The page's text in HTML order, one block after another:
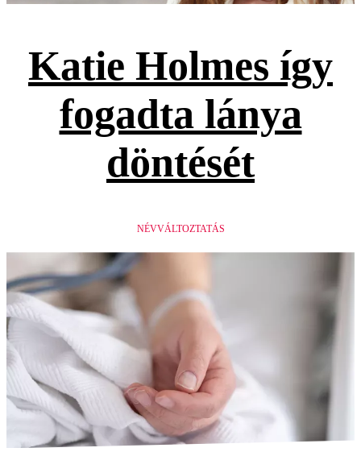
Katie Holmes így
fogadta lánya
döntését
NÉVVÁLTOZTATÁS